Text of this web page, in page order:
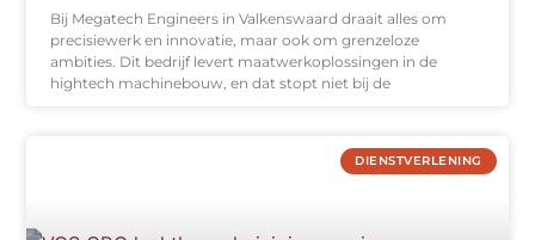
Bij Megatech Engineers in Valkenswaard draait alles om
precisiewerk en innovatie, maar ook om grenzeloze
ambities. Dit bedrijf levert maatwerkoplossingen in de
hightech machinebouw, en dat stopt niet bij de
DIENSTVERLENING